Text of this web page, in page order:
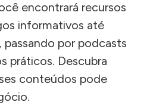
encontrará recursos
informativos até
por podcasts
práticos. Descubra
conteúdos pode